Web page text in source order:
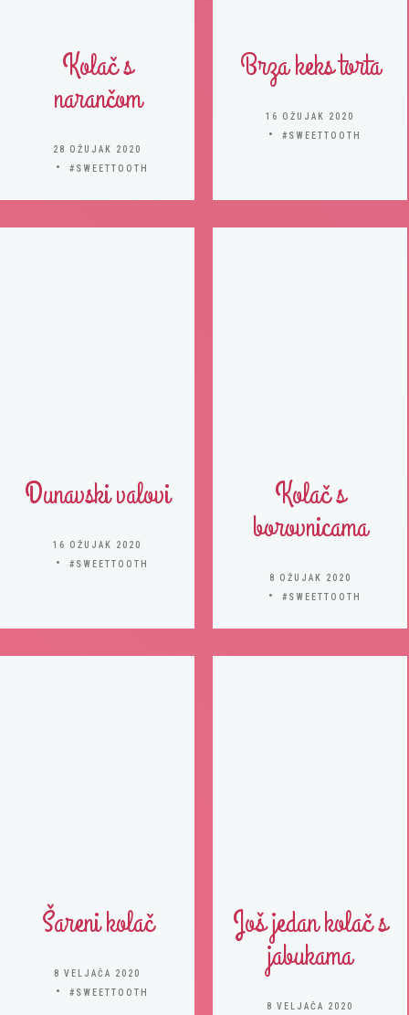
Kolač s
narančom
28 OŽUJAK 2020
#SWEETTOOTH
Brza keks torta
16 OŽUJAK 2020
#SWEETTOOTH
Dunavski valovi
16 OŽUJAK 2020
#SWEETTOOTH
Kolač s
borovnicama
8 OŽUJAK 2020
#SWEETTOOTH
Šareni kolač
8 VELJAČA 2020
#SWEETTOOTH
Još jedan kolač s
jabukama
8 VELJAČA 2020